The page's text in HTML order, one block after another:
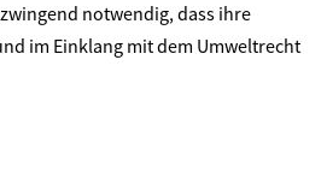
zwingend notwendig, dass ihre
im Einklang mit dem Umweltrecht